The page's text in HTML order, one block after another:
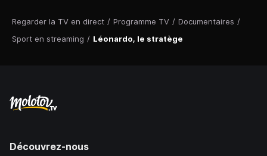
Regarder la TV en direct / Programme TV / Documentaires /
Sport en streaming / Léonardo, le stratège
Découvrez-nous